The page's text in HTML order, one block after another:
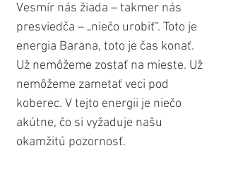
Vesmír nás žiada – takmer nás
presviedča – „niečo urobiť“. Toto je
energia Barana, toto je čas konať.
Už nemôžeme zostať na mieste. Už
nemôžeme zametať veci pod
koberec. V tejto energii je niečo
akútne, čo si vyžaduje našu
okamžitú pozornosť.